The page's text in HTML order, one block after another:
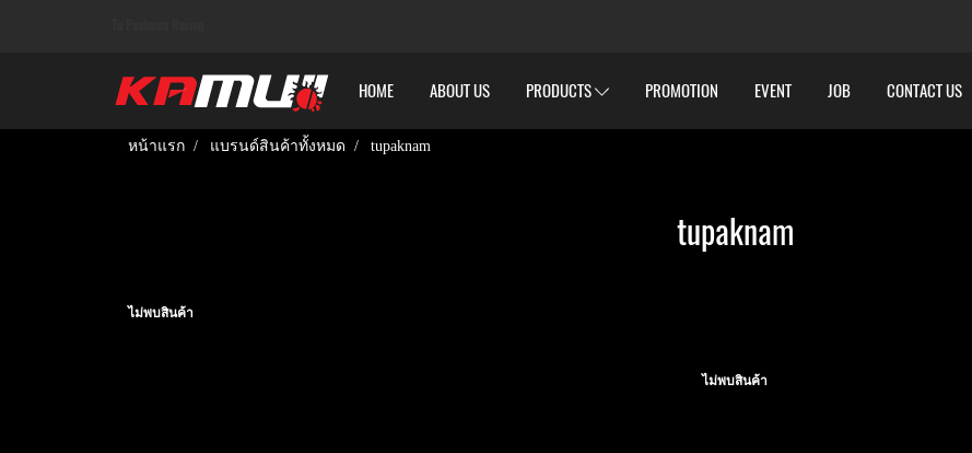
HOME ABOUT US PRODUCTS PROMOTION EVENT JOB CONTACT US
หน้าแรก แบรนด์สินค้าทั้งหมด tupaknam
tupaknam
ไม่พบสินค้า
ไม่พบสินค้า